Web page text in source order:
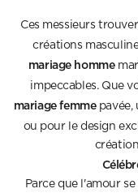
Ces messieurs
créations
mariage homme
impeccables. Que
mariage femmepavée,
ou pour le design
Parce que l'amour